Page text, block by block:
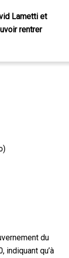
Lametti et
rentrer
du
indiquant qu’à